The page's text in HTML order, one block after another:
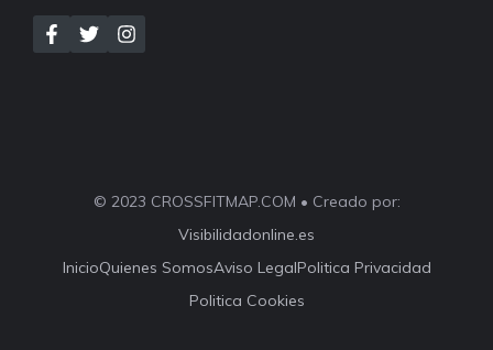
© 2023 CROSSFITMAP.COM • Creado por:
Visibilidadonline.es
InicioQuienes SomosAviso LegalPolitica Privacidad
Politica Cookies